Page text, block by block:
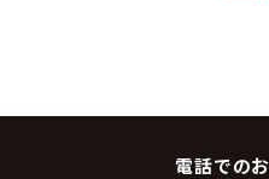
電話での